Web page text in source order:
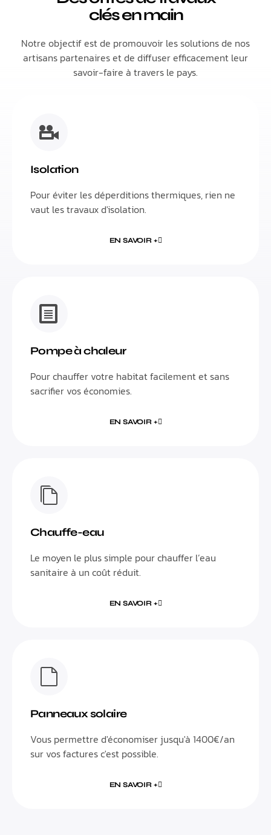
clés en main
Notre objectif est de promouvoir les solutions de nos
artisans partenaires et de diffuser efficacement leur
savoir-faire à travers le pays.
Isolation
Pour éviter les déperditions thermiques, rien ne
vaut les travaux d'isolation.
EN SAVOIR +
Pompe à chaleur
Pour chauffer votre habitat facilement et sans
sacrifier vos économies.
EN SAVOIR +
Chauffe-eau
Le moyen le plus simple pour chauffer l’eau
sanitaire à un coût réduit.
EN SAVOIR +
Panneaux solaire
Vous permettre d'économiser jusqu'à 1400€/an
sur vos factures c'est possible.
EN SAVOIR +